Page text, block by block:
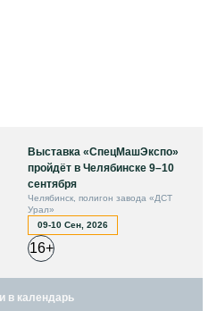
Выставка «СпецМашЭкспо»
пройдёт в Челябинске 9–10
сентября
Челябинск, полигон завода «ДСТ
Урал»
09-10 Сен, 2026
16+
в календарь